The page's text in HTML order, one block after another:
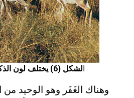
لشكل (6) يختلف لون الذكر عن الأنثى في الغفر
وهناك الغَفَر وهو الوحيد